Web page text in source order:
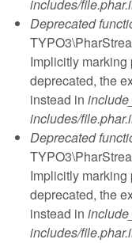
includes/
Deprecated
Implicitly
deprecated, the
instead in
includes/
Deprecated
Implicitly
deprecated, the
instead in
includes/